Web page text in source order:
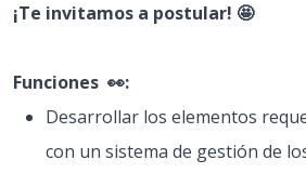
¡Te invitamos a postular! 🤩
Funciones 👀:
Desarrollar los elementos
con un sistema de gestión de